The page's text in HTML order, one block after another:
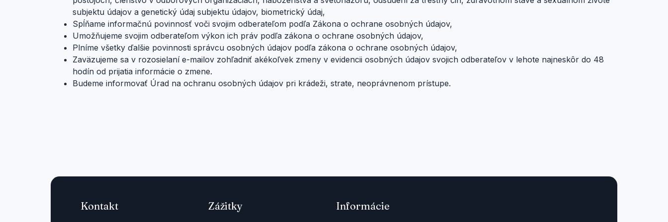
subjektu údajov a genetický údaj subjektu údajov, biometrický údaj,
Spĺňame informačnú povinnosť voči svojim odberateľom podľa Zákona o ochrane osobných údajov,
Umožňujeme svojim odberateľom výkon ich práv podľa zákona o ochrane osobných údajov,
Plníme všetky ďalšie povinnosti správcu osobných údajov podľa zákona o ochrane osobných údajov,
Zaväzujeme sa v rozosielaní e-mailov zohľadniť akékoľvek zmeny v evidencii osobných údajov svojich odberateľov v lehote najneskôr do 48
hodín od prijatia informácie o zmene.
Budeme informovať Úrad na ochranu osobných údajov pri krádeži, strate, neoprávnenom prístupe.
Kontakt Zážitky Informácie